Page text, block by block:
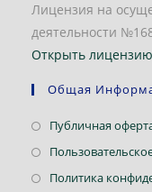
Лицензия на
деятельности
Открыть лицензию
Общая
Публичная
Политика